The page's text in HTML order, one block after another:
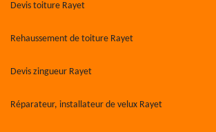
Devis toiture Rayet
Rehaussement de toiture Rayet
Devis zingueur Rayet
Réparateur, installateur de velux Rayet